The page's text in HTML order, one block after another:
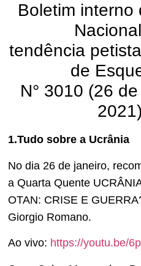
Boletim interno
tendência
de
N° 3010 (26
2021)
1.Tudo sobre a Ucrânia
No dia 26 de janeiro,
a Quarta Quente
OTAN: CRISE E
Giorgio Romano.
Ao vivo: https://youtu.be/